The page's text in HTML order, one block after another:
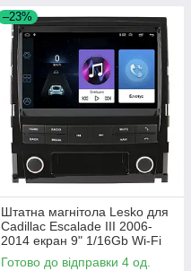
–23%
Штатна магнітола Lesko для
Cadillac Escalade III 2006-
2014 екран 9" 1/16Gb Wi-Fi
GPS Base Каміллак 4 шт.
Готово до відправки 4 од.